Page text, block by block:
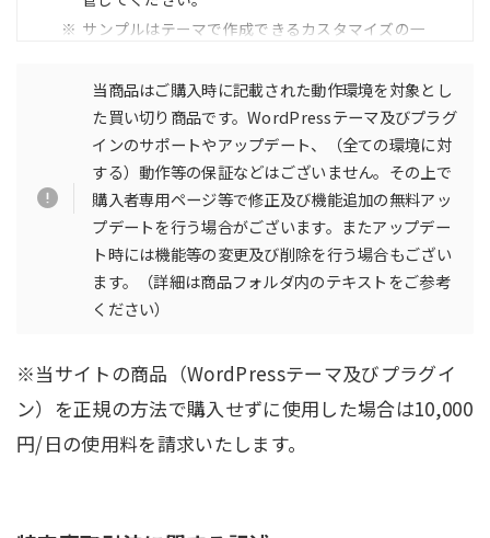
サンプルはテーマで作成できるカスタマイズの一
動作環境と異なるPHP及びWordPressバージョン
でのご利用やサーバーの仕様（WAF等）や設定
（キャッシュ・ファイル圧縮等）、環境（HHVM
等）によっては正常に動かない場合がございます
VPS、EC2（AWS等）やクラウドサービス等の設
定に関するご案内及び調査は行っておりません。
ご利用の際は自己責任にてお願い致します。
Gutenberg利用時はクイックタグはクラッシック
ブロックのみ使用可能です
一般的なインストールや利用方法、WordPress管
理画面による操作のみを想定しております（マル
どのAPIによる操作などは動作確認対象外）。
WordPressテーマでは無限に近い多様な組み合わ
せが可能なため、各種機能及びデザイン等は組み
合わせ状態によっては反映されない場合もござい
合は併用頂かないようお願い致します※各動作チ
当商品はご購入時に記載された動作環境を対象とし
た買い切り商品です。WordPressテーマ及びプラグ
インのサポートやアップデート、（全ての環境に対
する）動作等の保証などはございません。その上で
購入者専用ページ等で修正及び機能追加の無料アッ
プデートを行う場合がございます。またアップデー
ト時には機能等の変更及び削除を行う場合もござい
ます。（詳細は商品フォルダ内のテキストをご参考
ください）
※当サイトの商品（WordPressテーマ及びプラグイ
ン）を正規の方法で購入せずに使用した場合は10,000
円/日の使用料を請求いたします。